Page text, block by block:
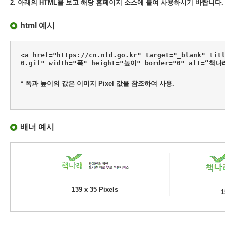
2. 아래의 HTML을 보고 해당 홈페이지 소스에 붙여 사용하시기 바랍니다.
html 예시
<a href="https://cn.nld.go.kr" target="_blank"
0.gif" width="폭" height="높이" border="0" alt=“책나래
* 폭과 높이의 값은 이미지 Pixel 값을 참조하여 사용.
배너 예시
139 x 35 Pixels